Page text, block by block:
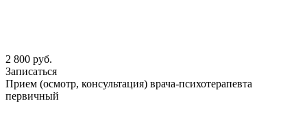
2 800 руб.
Записаться
Прием (осмотр, консультация) врача-психотерапевта
первичный